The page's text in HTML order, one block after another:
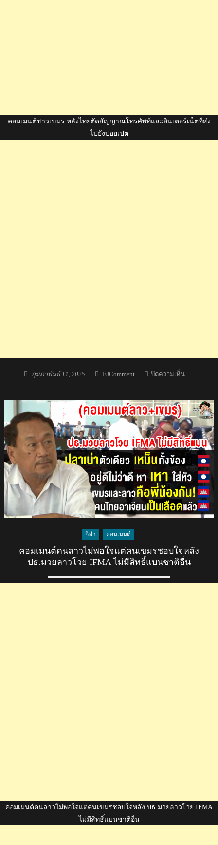
คอมเมนต์ชาวเขมร หลังไทยตัดสัญญาณโทรศัพท์และอินเตอร์เน็ตที่ส่ง
ไปยังปอยเปต
Posted
กุมภาพันธ์ 11, 2025 Author
EJComment ปิดความเห็นบน
ชาว
เขมร
หลัง
ไทย
ตัด
สัญญาณ
โทรศัพท์
และ
อินเตอร์เน็ต
ที่
ยัง
ปอย
กีฬา คอมเมนต์
คอมเมนต์คนลาวไม่พอใจแต่คนเขมรชอบใจหลัง
ปธ.มวยลาวโวย IFMA ไม่มีสิทธิ์แบนชาติอื่น
คอมเมนต์คนลาวไม่พอใจแต่คนเขมรชอบใจหลัง ปธ.มวยลาวโวย IFMA
ไม่มีสิทธิ์แบนชาติอื่น